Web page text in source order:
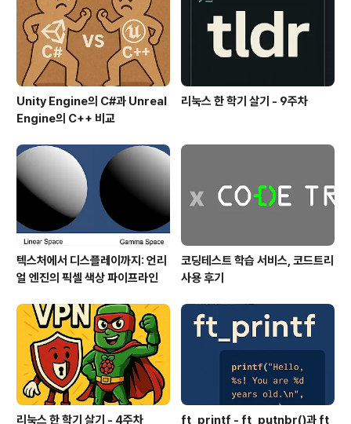
Unity Engine의 C#과 Unreal
Engine의 C++ 비교
리눅스 한 학기 살기 - 9주차
텍스처에서 디스플레이까지: 언리
얼 엔진의 픽셀 색상 파이프라인
코딩테스트 학습 서비스, 코드트리
사용 후기
리눅스 한 학기 살기 - 4주차 ft_printf - ft_putnbr()과 ft